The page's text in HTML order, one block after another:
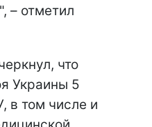
– отметил
что
Украины 5
в том числе и